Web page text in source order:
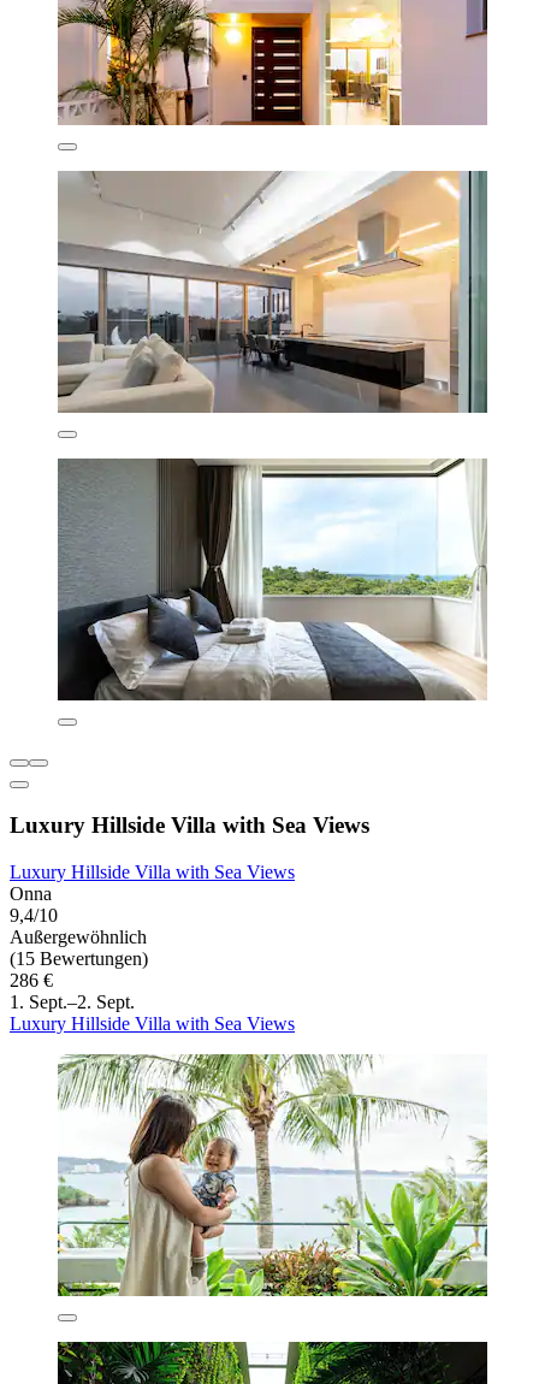
Luxury Hillside Villa with Sea Views
Luxury Hillside Villa with Sea Views
Onna
9,4/10
Außergewöhnlich
(15 Bewertungen)
286 €
1. Sept.–2. Sept.
Luxury Hillside Villa with Sea Views